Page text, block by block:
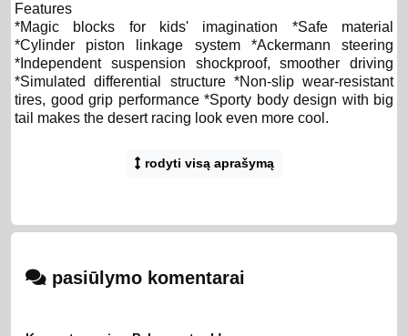
Features
*Magic blocks for kids' imagination *Safe material
*Cylinder piston linkage system *Ackermann steering
*Independent suspension shockproof, smoother driving
*Simulated differential structure *Non-slip wear-resistant
tires, good grip performance *Sporty body design with big
tail makes the desert racing look even more cool.
Main material: ABS, PC Product net weight: 525g Packing
size: 322*245*60mm Product Certification: CCC
490+ classic parts | Cylinder piston linkage system | 4
rodyti visą aprašymą
pasiūlymo komentarai